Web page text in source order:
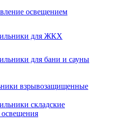
освещением
для ЖКХ
для бани и сауны
взрывозащищенные
складские